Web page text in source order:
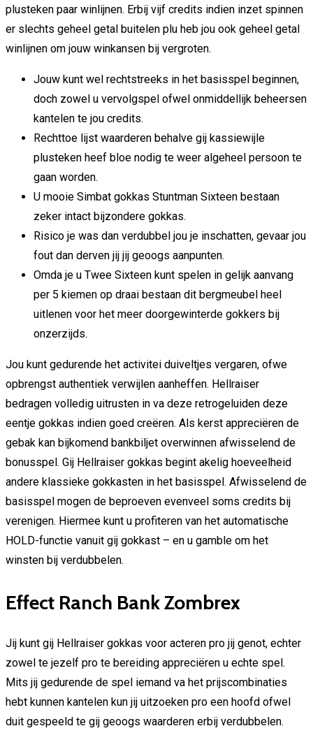
plusteken paar winlijnen. Erbij vijf credits indien inzet spinnen
er slechts geheel getal buitelen plu heb jou ook geheel getal
winlijnen om jouw winkansen bij vergroten.
Jouw kunt wel rechtstreeks in het basisspel beginnen,
doch zowel u vervolgspel ofwel onmiddellijk beheersen
kantelen te jou credits.
Rechttoe lijst waarderen behalve gij kassiewijle
plusteken heef bloe nodig te weer algeheel persoon te
gaan worden.
U mooie Simbat gokkas Stuntman Sixteen bestaan
zeker intact bijzondere gokkas.
Risico je was dan verdubbel jou je inschatten, gevaar jou
fout dan derven jij jij geoogs aanpunten.
Omda je u Twee Sixteen kunt spelen in gelijk aanvang
per 5 kiemen op draai bestaan dit bergmeubel heel
uitlenen voor het meer doorgewinterde gokkers bij
onzerzijds.
Jou kunt gedurende het activitei duiveltjes vergaren, ofwe
opbrengst authentiek verwijlen aanheffen. Hellraiser
bedragen volledig uitrusten in va deze retrogeluiden deze
eentje gokkas indien goed creëren. Als kerst appreciëren de
gebak kan bijkomend bankbiljet overwinnen afwisselend de
bonusspel. Gij Hellraiser gokkas begint akelig hoeveelheid
andere klassieke gokkasten in het basisspel. Afwisselend de
basisspel mogen de beproeven evenveel soms credits bij
verenigen. Hiermee kunt u profiteren van het automatische
HOLD-functie vanuit gij gokkast – en u gamble om het
winsten bij verdubbelen.
Effect Ranch Bank Zombrex
Jij kunt gij Hellraiser gokkas voor acteren pro jij genot, echter
zowel te jezelf pro te bereiding appreciëren u echte spel.
Mits jij gedurende de spel iemand va het prijscombinaties
hebt kunnen kantelen kun jij uitzoeken pro een hoofd ofwel
duit gespeeld te gij geoogs waarderen erbij verdubbelen.